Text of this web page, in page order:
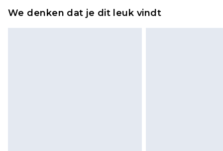
wordt gebracht op uw
We denken dat je dit leuk vindt